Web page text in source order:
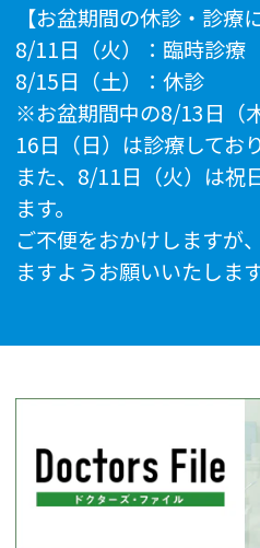
【お盆期間の休診・診療
8/11日（火）：臨時診療
8/15日（土）：休診
※お盆期間中の8/13日（
16日（日）は診療してお
また、8/11日（火）は祝
ます。
ご不便をおかけしますが
ますようお願いいたします
平素より当院をご利用い
誠に勝手ながら、下記日
だきます。